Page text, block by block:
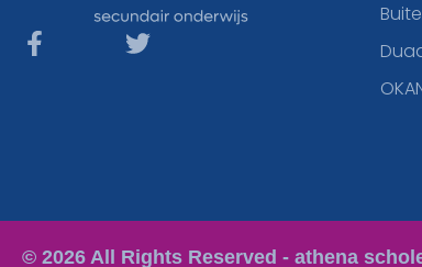
© 2026 All Rights Reserved - athena